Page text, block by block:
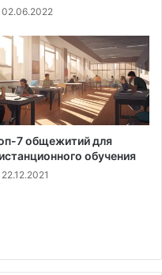
02.06.2022
7 общежитий для
обучения
22.12.2021